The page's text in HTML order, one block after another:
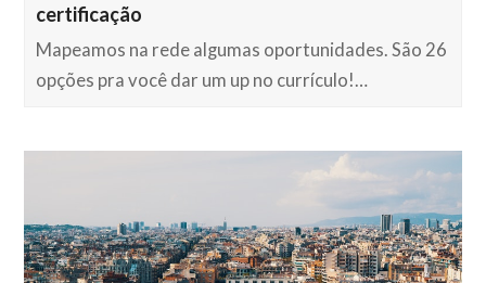
certificação
Mapeamos na rede algumas oportunidades. São 26
opções pra você dar um up no currículo!…